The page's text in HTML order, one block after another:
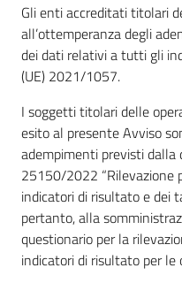
Gli enti accreditati titolari
all’ottemperanza degli
dei dati relativi a tutti gli
(UE) 2021/1057.
I soggetti titolari delle
esito al presente Avviso
adempimenti previsti dalla
25150/2022 “Rilevazione
indicatori di risultato e dei
pertanto, alla
questionario per la
indicatori di risultato per